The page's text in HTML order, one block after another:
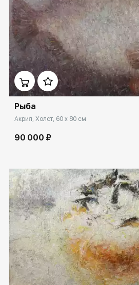
Домен:
Рыба
Акрил, Холст, 60 x 80 см
90 000 ₽